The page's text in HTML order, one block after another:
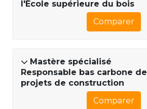
l'École supérieure du bois
Comparer
Mastère spécialisé
Responsable bas carbone de
projets de construction
Comparer